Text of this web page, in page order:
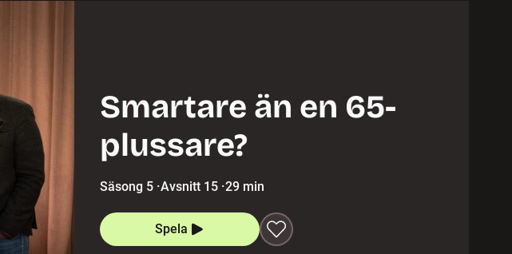
Smartare än en 65-
plussare?
Säsong 5 ·Avsnitt 15 ·29 min
Spela